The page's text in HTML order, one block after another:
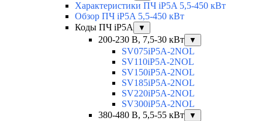
Характеристики ПЧ iP5A 5,5-450 кВт
Обзор ПЧ iP5A 5,5-450 кВт
Коды ПЧ iP5A
▼
200-230 В, 7,5-30 кВт ▼
SV075iP5A-2NOL
SV110iP5A-2NOL
SV150iP5A-2NOL
SV185iP5A-2NOL
SV220iP5A-2NOL
SV300iP5A-2NOL
380-480 В, 5,5-55 кВт
▼